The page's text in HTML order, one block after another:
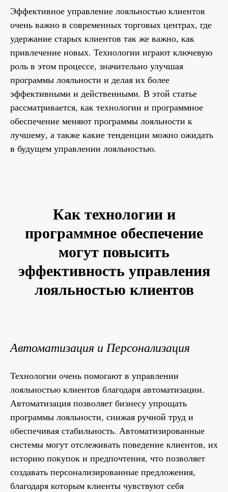
Эффективное управление лояльностью клиентов
очень важно в современных торговых центрах, где
удержание старых клиентов так же важно, как
привлечение новых. Технологии играют ключевую
роль в этом процессе, значительно улучшая
программы лояльности и делая их более
эффективными и действенными. В этой статье
рассматривается, как технологии и программное
обеспечение меняют программы лояльности к
лучшему, а также какие тенденции можно ожидать
в будущем управлении лояльностью.
Как технологии и
программное обеспечение
могут повысить
эффективность управления
лояльностью клиентов
Автоматизация и Персонализация
Технологии очень помогают в управлении
лояльностью клиентов благодаря автоматизации.
Автоматизация позволяет бизнесу упрощать
программы лояльности, снижая ручной труд и
обеспечивая стабильность. Автоматизированные
системы могут отслеживать поведение клиентов, их
историю покупок и предпочтения, что позволяет
создавать персонализированные предложения,
благодаря которым клиенты чувствуют себя